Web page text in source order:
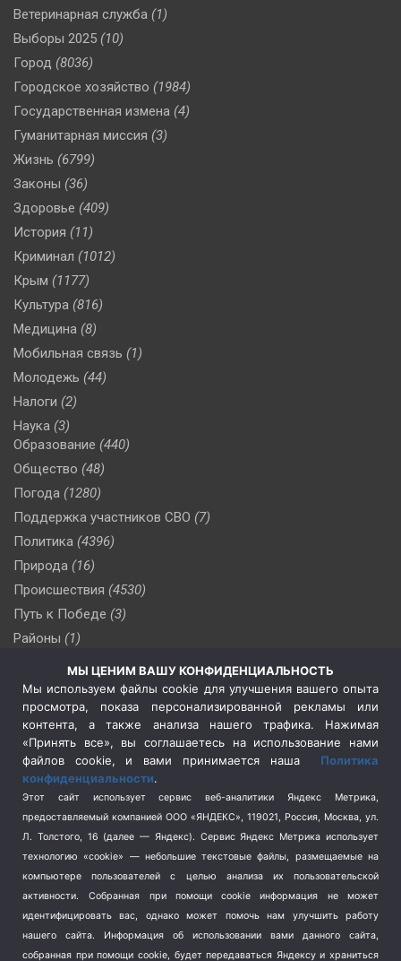
Ветеринарная служба (1)
Выборы 2025 (10)
Город (8036)
Городское хозяйство (1984)
Государственная измена (4)
Гуманитарная миссия (3)
Жизнь (6799)
Законы (36)
Здоровье (409)
История (11)
Криминал (1012)
Крым (1177)
Культура (816)
Медицина (8)
Мобильная связь (1)
Молодежь (44)
Налоги (2)
Наука (3)
Образование (440)
Общество (48)
Погода (1280)
Поддержка участников СВО (7)
Политика (4396)
Природа (16)
Происшествия (4530)
Путь к Победе (3)
Районы (1)
(510)
Сельское хозяйство (3)
Социальная политика
(3)
Спецоперация в Украине
Спецоперация на Украине
(404)
Спорт (740)
Терроризм (1)
Транспорт (262)
Туризм (178)
Школа и спорт (2)
МЫ ЦЕНИМ ВАШУ КОНФИДЕНЦИАЛЬНОСТЬ
Мы используем файлы cookie для улучшения вашего опыта
просмотра, показа персонализированной рекламы или
контента, а также анализа нашего трафика. Нажимая
«Принять все», вы соглашаетесь на использование нами
файлов cookie, и вами принимается наша Политика
конфиденциальности.
Этот сайт использует сервис веб-аналитики Яндекс Метрика,
предоставляемый компанией ООО «ЯНДЕКС», 119021, Россия, Москва, ул.
Л. Толстого, 16 (далее — Яндекс). Сервис Яндекс Метрика использует
технологию «cookie» — небольшие текстовые файлы, размещаемые на
компьютере пользователей с целью анализа их пользовательской
активности.
Собранная при помощи cookie информация не может
идентифицировать вас, однако может помочь нам улучшить работу
нашего сайта. Информация об использовании вами данного сайта,
собранная при помощи cookie, будет передаваться Яндексу и храниться